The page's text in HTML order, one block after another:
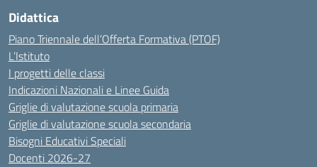
Didattica
Piano Triennale dell’Offerta Formativa (PTOF)
L’Istituto
I progetti delle classi
Indicazioni Nazionali e Linee Guida
Griglie di valutazione scuola primaria
Griglie di valutazione scuola secondaria
Bisogni Educativi Speciali
Docenti 2026-27